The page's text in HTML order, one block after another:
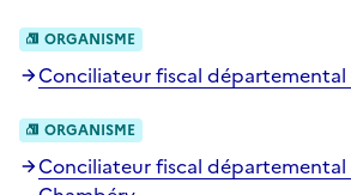
ORGANISME
Conciliateur fiscal départemental
ORGANISME
Conciliateur fiscal départemental